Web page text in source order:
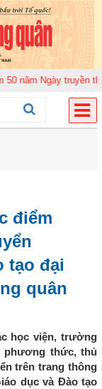
Ngày truyền thống
điểm
tạo đại
quân
học viện, trường
phương thức, thủ
trên trang thông
dục và Đào tạo